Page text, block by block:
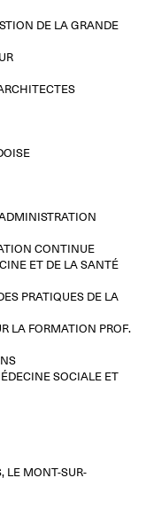
DE LA GRANDE
CONTINUE
ET DE LA SANTÉ
PRATIQUES DE LA
LA FORMATION PROF.
SOCIALE ET
LE MONT-SUR-